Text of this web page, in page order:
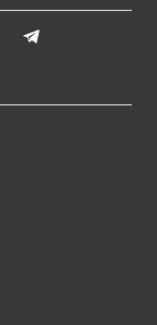
LinkedIn